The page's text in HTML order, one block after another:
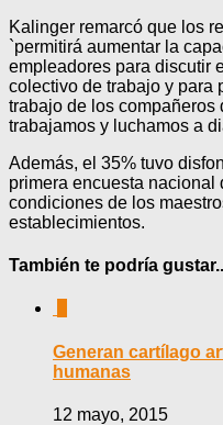
Kalinger remarcó que los
`permitirá aumentar la
empleadores para discutir
colectivo de trabajo y para
trabajo de los compañeros
trabajamos y luchamos a
Además, el 35% tuvo
primera encuesta nacional
condiciones de los
establecimientos.
También te podría
Generan cartílago
humanas
12 mayo, 2015